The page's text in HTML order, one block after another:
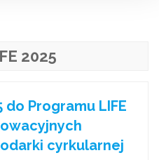
2025
do Programu LIFE
cyrkularnej